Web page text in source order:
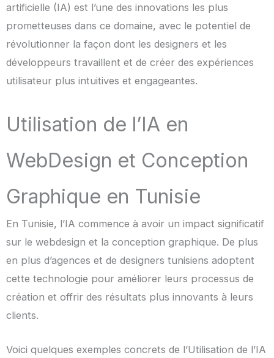
artificielle (IA) est l’une des innovations les plus
prometteuses dans ce domaine, avec le potentiel de
révolutionner la façon dont les designers et les
développeurs travaillent et de créer des expériences
utilisateur plus intuitives et engageantes.
Utilisation de l’IA en
WebDesign et Conception
Graphique en Tunisie
En Tunisie, l’IA commence à avoir un impact significatif
sur le webdesign et la conception graphique. De plus
en plus d’agences et de designers tunisiens adoptent
cette technologie pour améliorer leurs processus de
création et offrir des résultats plus innovants à leurs
clients.
Voici quelques exemples concrets de l’Utilisation de l’IA